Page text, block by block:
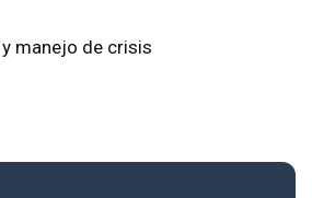
manejo de crisis